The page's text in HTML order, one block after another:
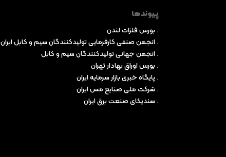
پیوندها
.بورس فلزات لندن
.انجمن صنفی کارفرمایی تولیدکنندگان سیم و کابل ایران
.انجمن جهانی تولیدکنندگان سیم و کابل
.بورس اوراق بهادار تهران
.پایگاه خبری بازار سرمایه ایران
.شرکت ملی صنایع مس ایران
.سندیکای صنعت برق ایران